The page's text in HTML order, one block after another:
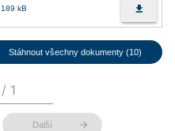
189 kB file_download
Stáhnout všechny dokumenty (10)
Další arrow_forward